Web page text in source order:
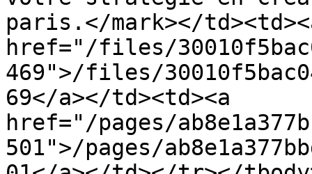
paris.</mark></
href="/files/
469">/files/
69</a></td><td><a
href="/pages/
501">/pages/